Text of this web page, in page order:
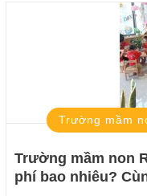
Trường mầm
Trường mầm non
phí bao nhiêu?